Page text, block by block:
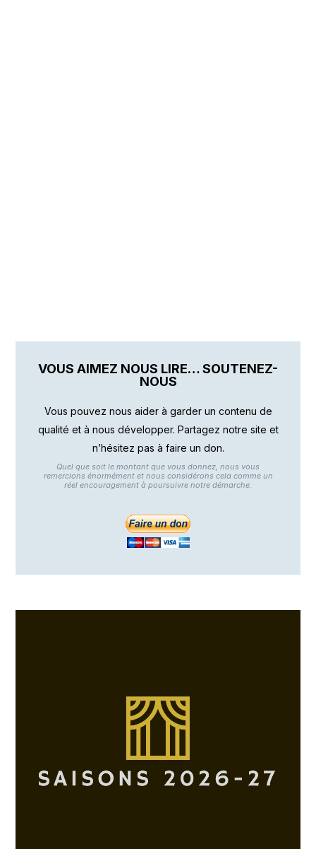
VOUS AIMEZ NOUS LIRE… SOUTENEZ-
NOUS
Vous pouvez nous aider à garder un contenu de
qualité et à nous développer. Partagez notre site et
n’hésitez pas à faire un don.
Quel que soit le montant que vous donnez, nous vous
remercions énormément et nous considérons cela comme un
réel encouragement à poursuivre notre démarche.